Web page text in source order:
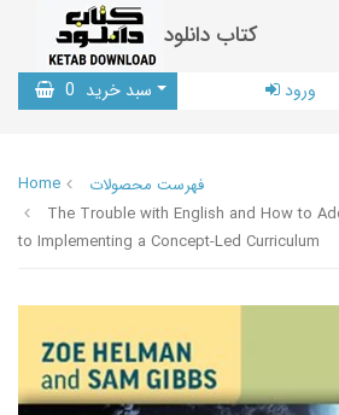
کتاب دانلود
سبد خرید 0 ورود
Home
فهرست محصولات
The Trouble with English and How to
to Implementing a Concept-Led Curriculum